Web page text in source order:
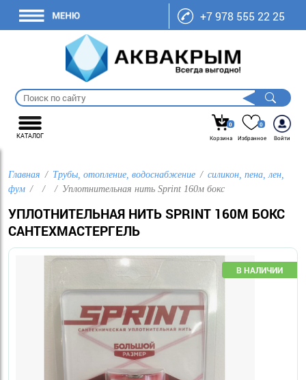
+7 978 555 22 25
КАТАЛОГ
0
Корзина
0
Избранное
Войти
Главная Трубы, отопление, водоснабжение
силикон, пена, лен,
фум
Уплотнительная нить Sprint 160м бокс
УПЛОТНИТЕЛЬНАЯ НИТЬ SPRINT 160М БОКС
САНТЕХМАСТЕРГЕЛЬ